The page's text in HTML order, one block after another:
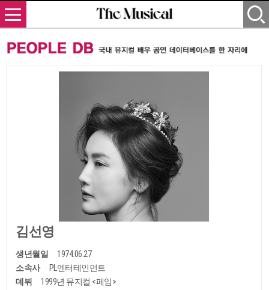
김선영
생년월일
1974.06.27
소속사
PL엔터테인먼트
데뷔
1999년 뮤지컬 <페임>